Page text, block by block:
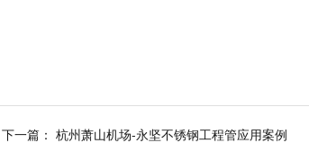
下一篇： 杭州萧山机场-永坚不锈钢工程管应用案例